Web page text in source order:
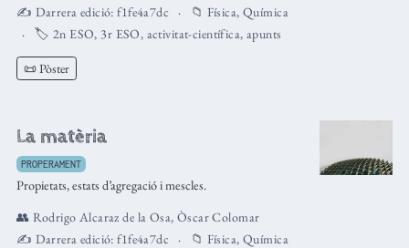
✍️ Darrera edició:f1fe4a7dc 📁 Física,Química
🏷️ 2n ESO, 3r ESO, activitat-científica, apunts
📜 Pòster
La matèria
PROPERAMENT
Propietats, estats d’agregació i mescles.
👥 Rodrigo Alcaraz de la Osa, Òscar Colomar
✍️ Darrera edició:f1fe4a7dc 📁 Física,Química